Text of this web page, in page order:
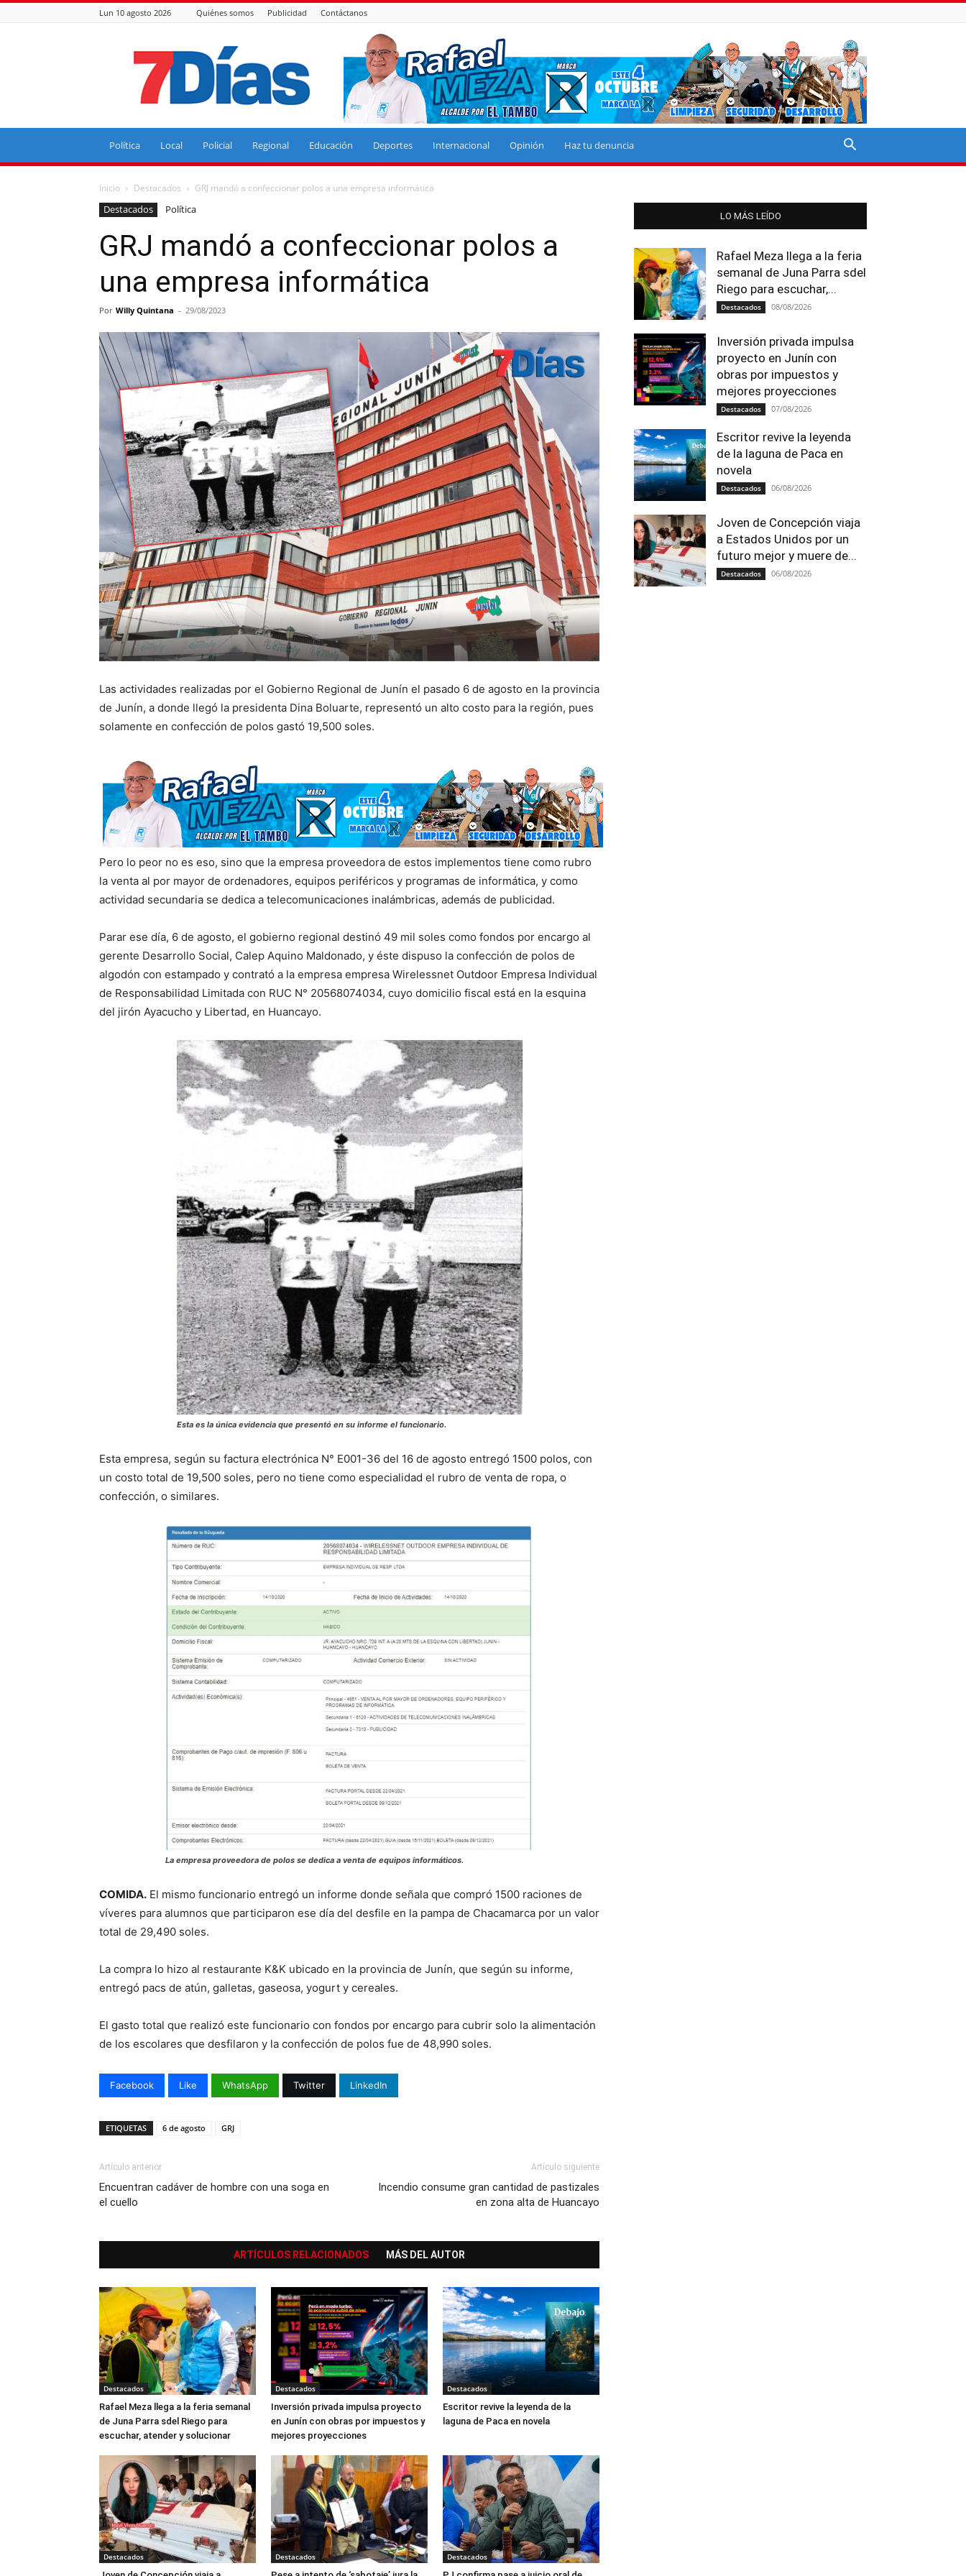
Lun 10 agosto 2026 Quiénes somos Publicidad Contáctanos
7
Días
Política Local Policial Regional Educación Deportes Internacional Opinión Haz tu denuncia
Inicio Destacados GRJ mandó a confeccionar polos a una empresa informática
Destacados Política
GRJ mandó a confeccionar polos a
una empresa informática
Por Willy Quintana - 29/08/2023
Las actividades realizadas por el Gobierno Regional de Junín el pasado 6 de agosto en la provincia
de Junín, a donde llegó la presidenta Dina Boluarte, representó un alto costo para la región, pues
solamente en confección de polos gastó 19,500 soles.
Pero lo peor no es eso, sino que la empresa proveedora de estos implementos tiene como rubro
la venta al por mayor de ordenadores, equipos periféricos y programas de informática, y como
actividad secundaria se dedica a telecomunicaciones inalámbricas, además de publicidad.
Parar ese día, 6 de agosto, el gobierno regional destinó 49 mil soles como fondos por encargo al
gerente Desarrollo Social, Calep Aquino Maldonado, y éste dispuso la confección de polos de
algodón con estampado y contrató a la empresa empresa Wirelessnet Outdoor Empresa Individual
de Responsabilidad Limitada con RUC N° 20568074034, cuyo domicilio fiscal está en la esquina
del jirón Ayacucho y Libertad, en Huancayo.
Esta es la única evidencia que presentó en su informe el funcionario.
Esta empresa, según su factura electrónica N° E001-36 del 16 de agosto entregó 1500 polos, con
un costo total de 19,500 soles, pero no tiene como especialidad el rubro de venta de ropa, o
confección, o similares.
La empresa proveedora de polos se dedica a venta de equipos informáticos.
COMIDA. El mismo funcionario entregó un informe donde señala que compró 1500 raciones de
víveres para alumnos que participaron ese día del desfile en la pampa de Chacamarca por un valor
total de 29,490 soles.
La compra lo hizo al restaurante K&K ubicado en la provincia de Junín, que según su informe,
entregó pacs de atún, galletas, gaseosa, yogurt y cereales.
El gasto total que realizó este funcionario con fondos por encargo para cubrir solo la alimentación
de los escolares que desfilaron y la confección de polos fue de 48,990 soles.
Facebook Like WhatsApp Twitter LinkedIn
ETIQUETAS 6 de agosto GRJ
Artículo anterior
Encuentran cadáver de hombre con una soga en
el cuello
Artículo siguiente
Incendio consume gran cantidad de pastizales
en zona alta de Huancayo
ARTÍCULOS RELACIONADOS MÁS DEL AUTOR
Destacados
Rafael Meza llega a la feria semanal
de Juna Parra sdel Riego para
escuchar, atender y solucionar
Destacados
Inversión privada impulsa proyecto
en Junín con obras por impuestos y
mejores proyecciones
Destacados
Escritor revive la leyenda de la
laguna de Paca en novela
Destacados Destacados Destacados
LO MÁS LEÍDO
Rafael Meza llega a la feria
semanal de Juna Parra sdel
Riego para escuchar,...
Destacados 08/08/2026
Inversión privada impulsa
proyecto en Junín con
obras por impuestos y
mejores proyecciones
Destacados 07/08/2026
Escritor revive la leyenda
de la laguna de Paca en
novela
Destacados 06/08/2026
Joven de Concepción viaja
a Estados Unidos por un
futuro mejor y muere de...
Destacados 06/08/2026